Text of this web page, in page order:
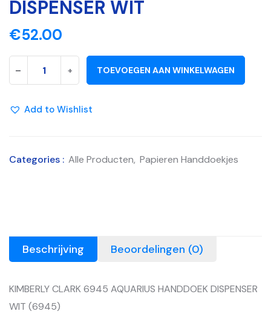
DISPENSER WIT
€52.00
- + TOEVOEGEN AAN WINKELWAGEN
Add to Wishlist
Categories : Alle Producten, Papieren Handdoekjes
Beschrijving Beoordelingen (0)
KIMBERLY CLARK 6945 AQUARIUS HANDDOEK DISPENSER
WIT (6945)